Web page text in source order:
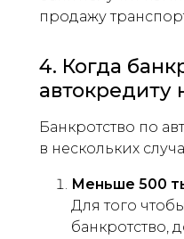
продажу
4. Когда
автокредиту
Банкротство по
в нескольких
Меньше 500
Для того
банкротство,